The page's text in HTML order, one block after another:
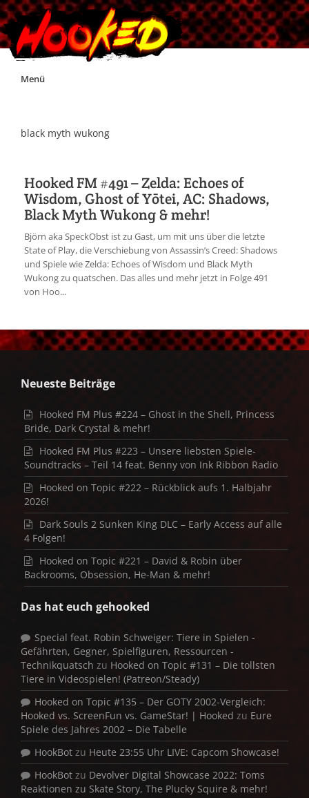
Skip
Menü
Impressum
Jobs
Discord
black myth wukong
Hooked FM #491 – Zelda: Echoes of
Wisdom, Ghost of Yōtei, AC: Shadows,
Black Myth Wukong & mehr!
Björn aka SpeckObst ist zu Gast, um mit uns über die letzte
State of Play, die Verschiebung von Assassin’s Creed: Shadows
und Spiele wie Zelda: Echoes of Wisdom und Black Myth
Wukong zu quatschen. Das alles und mehr jetzt in Folge 491
von Hoo...
Neueste Beiträge
Hooked FM Plus #224 – Ghost in the Shell, Princess
Bride, Dark Crystal & mehr!
Hooked FM Plus #223 – Unsere liebsten Spiele-
Soundtracks – Teil 14 feat. Benny von Ink Ribbon Radio
Hooked on Topic #222 – Rückblick aufs 1. Halbjahr
2026!
Dark Souls 2 Sunken King DLC – Early Access auf alle
4 Folgen!
Hooked on Topic #221 – David & Robin über
Backrooms, Obsession, He-Man & mehr!
Das hat euch gehooked
Special feat. Robin Schweiger: Tiere in Spielen -
Gefährten, Gegner, Spielfiguren, Ressourcen -
Technikquatsch zu Hooked on Topic #131 – Die tollsten
Tiere in Videospielen! (Patreon/Steady)
Hooked on Topic #135 – Der GOTY 2002-Vergleich:
Hooked vs. ScreenFun vs. GameStar! | Hooked zu Eure
Spiele des Jahres 2002 – Die Tabelle
HookBot zu Heute 23:55 Uhr LIVE: Capcom Showcase!
HookBot zu Devolver Digital Showcase 2022: Toms
Reaktionen zu Skate Story, The Plucky Squire & mehr!